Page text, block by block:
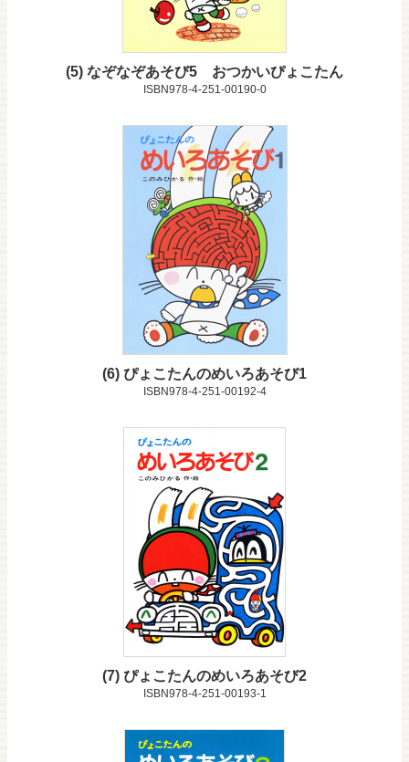
5 なぞなぞあそび5 おつかいぴょこたん
ISBN978-4-251-00190-0
6 ぴょこたんのめいろあそび1
ISBN978-4-251-00192-4
7 ぴょこたんのめいろあそび2
ISBN978-4-251-00193-1